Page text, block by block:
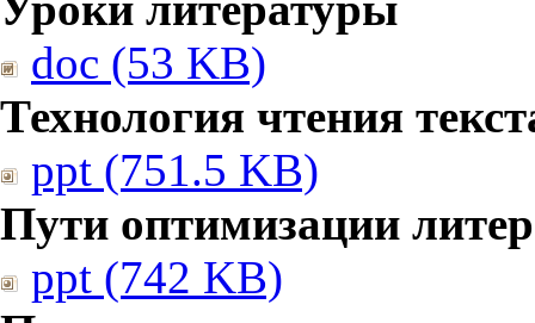
doc (53 KB)
Технология чтения
ppt (751.5 KB)
Пути оптимизации
ppt (742 KB)